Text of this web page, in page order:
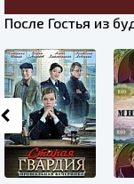
После Гостья из